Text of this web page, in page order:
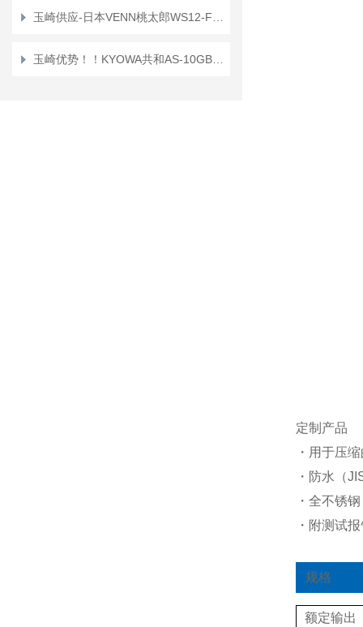
定制产品
・用于压
・防水（
・全不锈
・附测试
规格
额定输出